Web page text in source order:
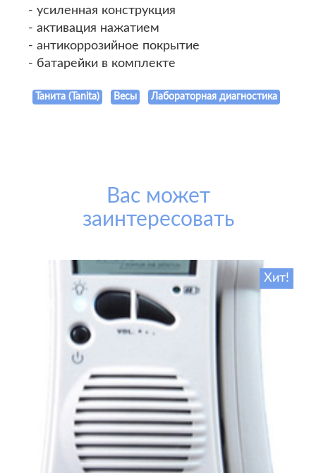
- усиленная конструкция
- активация нажатием
- антикоррозийное покрытие
- батарейки в комплекте
Танита (Tanita) Весы Лабораторная диагностика
Вас может
заинтересовать
Хит!